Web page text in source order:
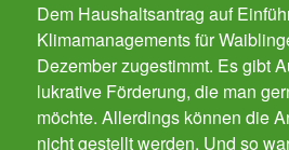
Dem Haushaltsantrag auf
Klimamanagements für
Dezember zugestimmt. Es gibt
lukrative Förderung, die man
möchte. Allerdings können die
nicht gestellt werden. Und so